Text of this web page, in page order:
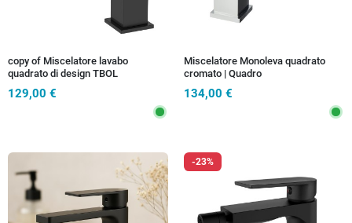
copy of Miscelatore lavabo
quadrato di design TBOL
129,00 €
Miscelatore Monoleva quadrato
cromato | Quadro
134,00 €
-23%